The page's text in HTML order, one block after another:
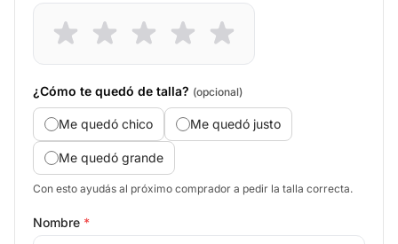
¿Cómo te quedó de talla? (opcional)
Me quedó chico Me quedó justo
Me quedó grande
Con esto ayudás al próximo comprador a pedir la talla correcta.
Nombre *